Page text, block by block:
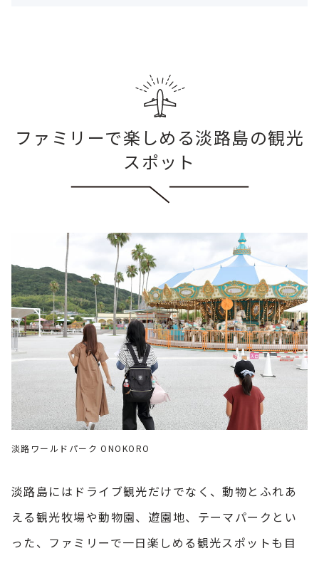
ファミリーで楽しめる淡路島の観光
スポット
淡路ワールドパーク ONOKORO
淡路島にはドライブ観光だけでなく、動物とふれあ
える観光牧場や動物園、遊園地、テーマパークとい
った、ファミリーで一日楽しめる観光スポットも目